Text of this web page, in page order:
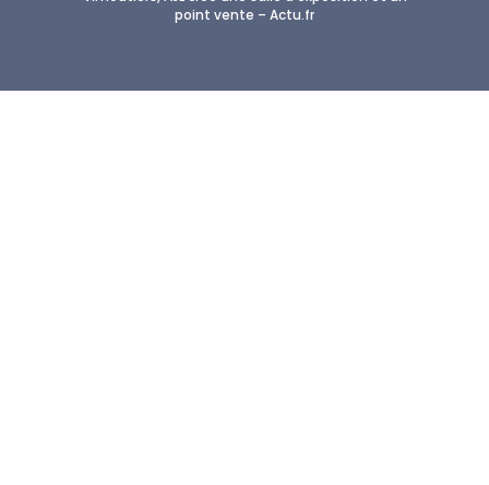
point vente – Actu.fr